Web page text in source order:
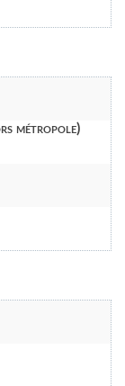
métropole)